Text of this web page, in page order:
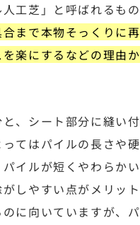
工芝」と呼ばれるもの
まで本物そっくりに
楽にするなどの理由
、シート部分に縫い
てはパイルの長さや
イルが短くやわらか
しやすい点がメリッ
に向いていますが、